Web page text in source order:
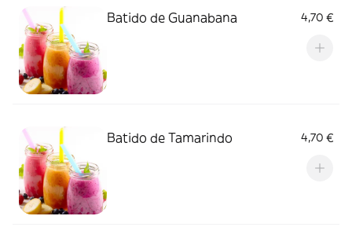
Batido de Guanabana 4,70 €
Batido de Tamarindo 4,70 €